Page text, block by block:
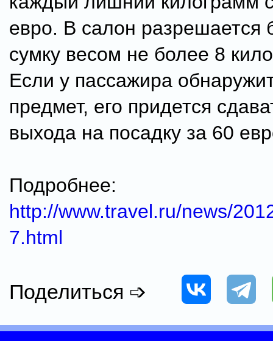
евро. В салон разрешается
сумку весом не более 8
Если у пассажира
предмет, его придется
выхода на посадку за 60
Подробнее:
http://www.travel.ru/news/
7.html
Поделиться ➩